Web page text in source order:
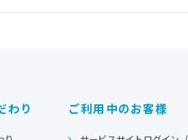
わり ご利用中のお客様